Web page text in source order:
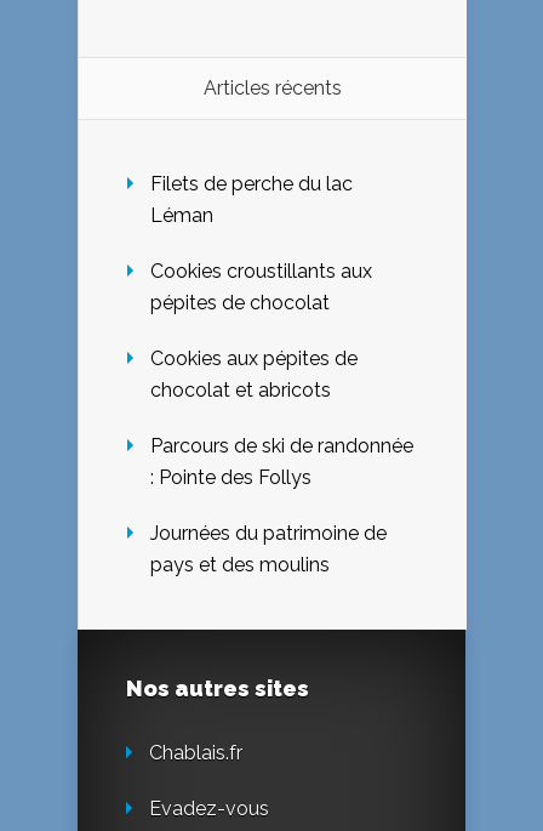
Articles récents
Filets de perche du lac
Léman
Cookies croustillants aux
pépites de chocolat
Cookies aux pépites de
chocolat et abricots
Parcours de ski de randonnée
: Pointe des Follys
Journées du patrimoine de
pays et des moulins
Nos autres sites
Chablais.fr
Evadez-vous